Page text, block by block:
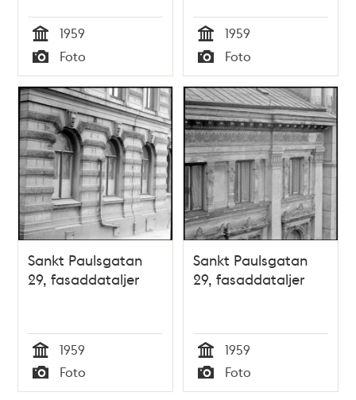
Tid
1959
Typ
Foto Tid
1959
Typ
Foto
Sankt Paulsgatan
29, fasaddataljer
Tid
1959
Typ
Foto
Sankt Paulsgatan
29, fasaddataljer
Tid
1959
Typ
Foto